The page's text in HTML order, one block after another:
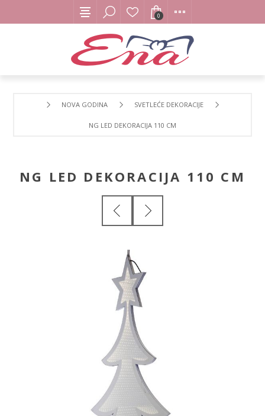
0
NOVA GODINA SVETLEĆE DEKORACIJE
NG LED DEKORACIJA 110 CM
NG LED DEKORACIJA 110 CM